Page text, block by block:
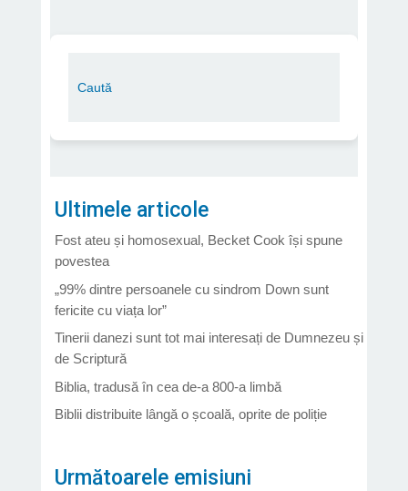
Ultimele articole
Fost ateu și homosexual, Becket Cook își spune
povestea
„99% dintre persoanele cu sindrom Down sunt
fericite cu viața lor”
Tinerii danezi sunt tot mai interesați de Dumnezeu și
de Scriptură
Biblia, tradusă în cea de-a 800-a limbă
Biblii distribuite lângă o școală, oprite de poliție
Următoarele emisiuni